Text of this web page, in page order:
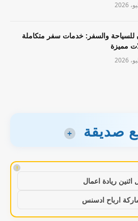
للسياحة والسفر: خدمات سفر متكاملة
مميزة
صديقة +
!
اثنين ريادة اعمال
ارباح ادسنس